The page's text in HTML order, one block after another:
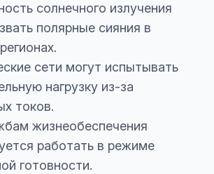
солнечного излучения
полярные сияния в
сети могут испытывать
нагрузку из-за
токов.
жизнеобеспечения
работать в режиме
готовности.